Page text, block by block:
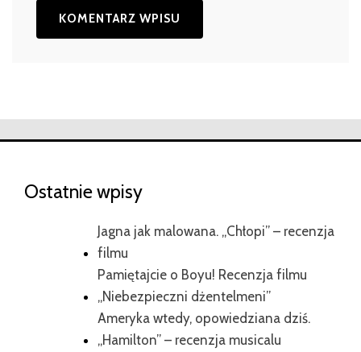
Ostatnie wpisy
Jagna jak malowana. „Chłopi” – recenzja
filmu
Pamiętajcie o Boyu! Recenzja filmu
„Niebezpieczni dżentelmeni”
Ameryka wtedy, opowiedziana dziś.
„Hamilton” – recenzja musicalu